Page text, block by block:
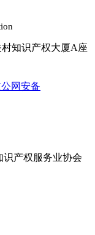
知识产权大厦A座
网安备
识产权服务业协会